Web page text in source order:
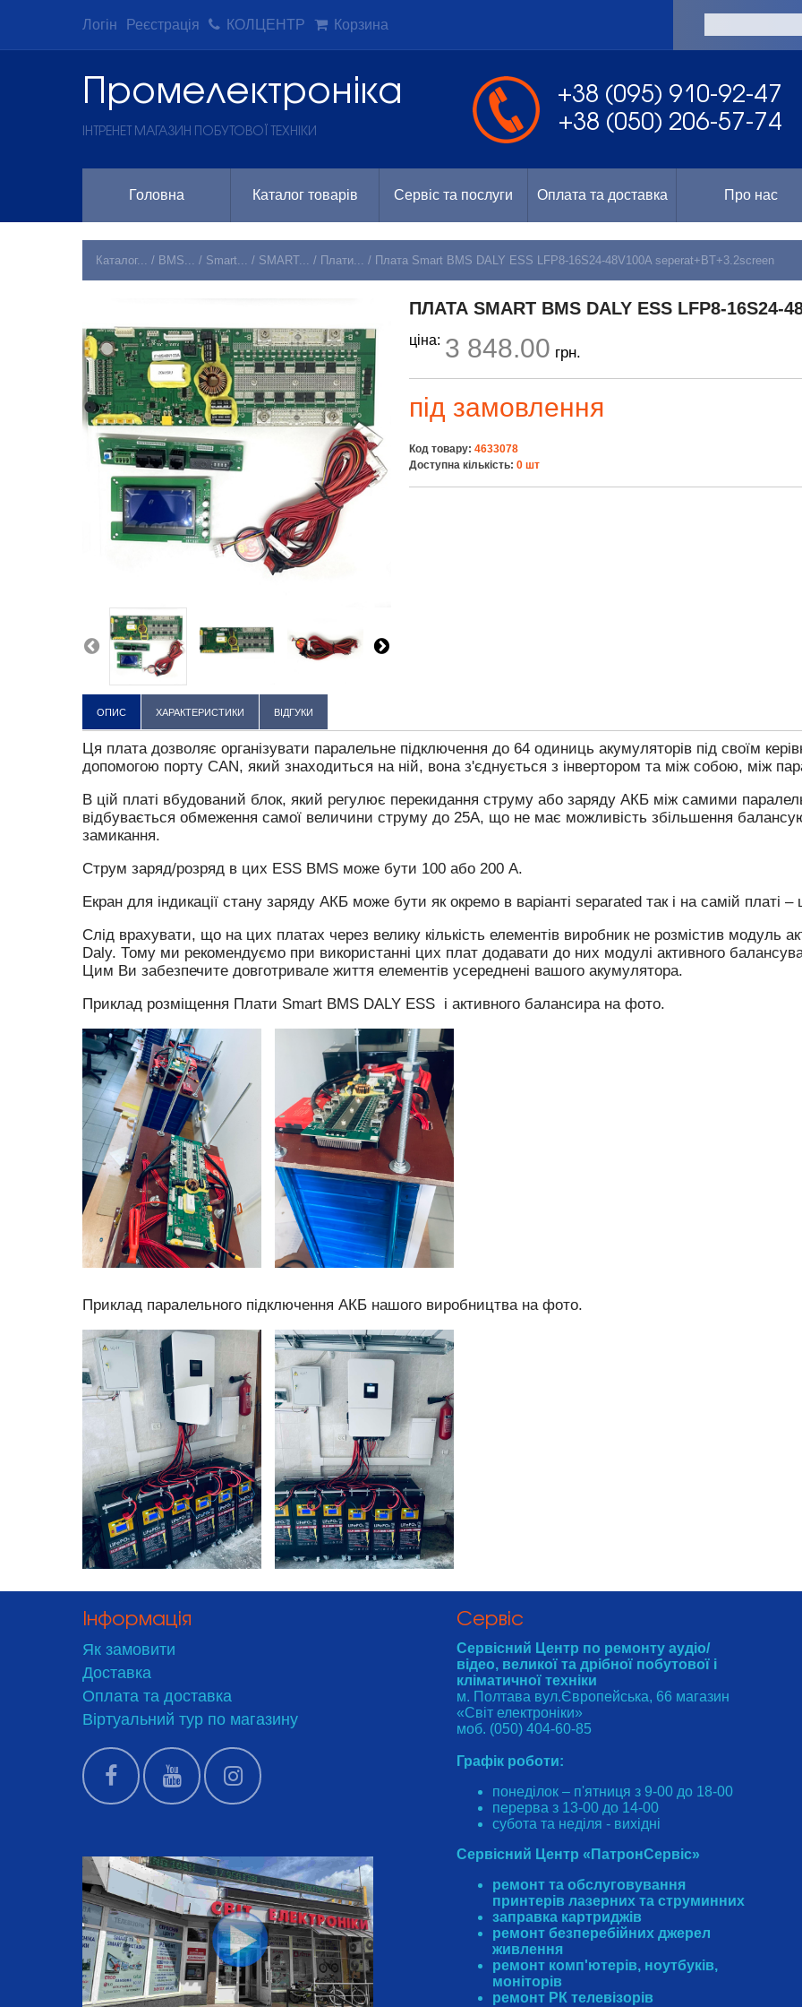
Логін Реєстрація КОЛЦЕНТР Корзина
Промeлектроніка
ІНТРЕНЕТ МАГАЗИН ПОБУТОВОЇ ТЕХНІКИ
+38 (095) 910-92-47
+38 (050) 206-57-74
Головна Каталог товарів Сервіс та послуги Оплата та доставка Про нас
Каталог... / BMS... / Smart... / SMART... / Плати... / Плата Smart BMS DALY ESS LFP8-16S24-48V100A seperat+BT+3.2screen
ПЛАТА SMART BMS DALY ESS LFP8-16S24-
ціна: 3 848.00 грн.
під замовлення
Код товару: 4633078
Доступна кількість: 0 шт
ОПИС ХАРАКТЕРИСТИКИ ВІДГУКИ
Ця плата дозволяє організувати паралельне підключення до 64 одиниць акумуляторів під своїм
допомогою порту CAN, який знаходиться на ній, вона з'єднується з інвертором та між собою, між
В цій платі вбудований блок, який регулює перекидання струму або заряду АКБ між самими
відбувається обмеження самої величини струму до 25А, що не має можливість збільшення
замикання.
Струм заряд/розряд в цих ESS BMS може бути 100 або 200 А.
Екран для індикації стану заряду АКБ може бути як окремо в варіанті separated так і на самій платі –
Слід врахувати, що на цих платах через велику кількість елементів виробник не розмістив модуль
Daly. Тому ми рекомендуємо при використанні цих плат додавати до них модулі активного
Цим Ви забезпечите довготривале життя елементів усереднені вашого акумулятора.
Приклад розміщення Плати Smart BMS DALY ESS і активного балансира на фото.
Приклад паралельного підключення АКБ нашого виробництва на фото.
Тип BMS
Кількість каналів балансування
Напруга, V
Робочий струм заряду, А
Робочий струм розряду, A
Захист від перевантажень
Підтримка Bluetooth Android телефон/iPhone
Інформація
Як замовити
Доставка
Оплата та доставка
Віртуальний тур по магазину
Cервіс
Сервісний Центр по ремонту аудіо/
відео, великої та дрібної побутової і
кліматичної техніки
м. Полтава вул.Європейська, 66 магазин
«Світ електроніки»
моб. (050) 404-60-85
Графік роботи:
понеділок – п'ятниця з 9-00 до 18-00
перерва з 13-00 до 14-00
субота та неділя - вихідні
Сервісний Центр «ПатронСервіс»
ремонт та обслуговування
принтерів лазерних та струминних
заправка картриджів
ремонт безперебійних джерел
живлення
ремонт комп'ютерів, ноутбуків,
моніторів
ремонт РК телевізорів